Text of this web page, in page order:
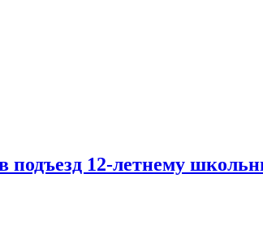
подъезд 12-летнему